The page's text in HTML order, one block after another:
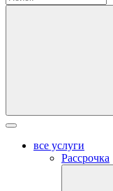
все услуги
Рассрочка